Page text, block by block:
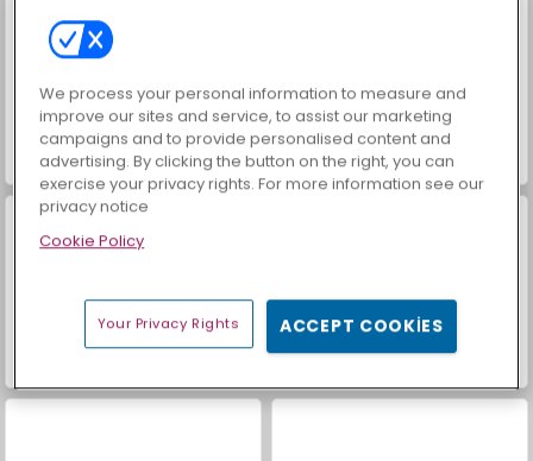
Geometry Rush Geometry Neon Dash: Rainbow
We process your personal information to measure and
improve our sites and service, to assist our marketing
campaigns and to provide personalised content and
advertising. By clicking the button on the right, you can
exercise your privacy rights. For more information see our
privacy notice
Cookie Policy
Your Privacy Rights ACCEPT COOKIES